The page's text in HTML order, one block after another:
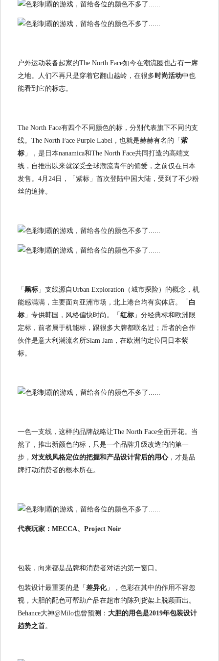
户外运动装备起家的The North Face如今在潮流圈也占有一席
之地。人们不再只是穿着它翻山越岭，在很多时尚活动中也
能看到它的标志。
The North Face有四个不同颜色的标，分别代表旗下不同的支
线。The North Face Purple Label，也就是赫赫有名的「 紫
标 」，是日本nanamica和The North Face共同打造的高端支
线，自推出以来就深受全球潮流青年的偏爱，之前仅在日本
发售。4月24日，「紫标」首次登陆中国大陆，受到了不少粉
丝的追捧。
「 黑标 」支线源自Urban Exploration（城市探险）的概念，机
能感满满，主要面向亚洲市场，北上港台均有实体店。「 白
标 」专供韩国，风格偏快时尚。「 红标 」分经典标和欧洲限
定标，前者属于机能标，跟很多大牌都联名过；后者的合作
伙伴是意大利潮流名所Slam Jam，在欧洲的定位同日本紫
标。
一色一支线，这样的品牌战略让The North Face全面开花。当
然了，推出新颜色的标，只是一个品牌升级改造的的第一
步， 对支线风格定位的把握和产品设计背后的用心，才是品
牌打动消费者的根本所在。
代表玩家：MECCA、Project Noir
包装，向来都是品牌和消费者对话的第一窗口。
包装设计最重要的是「 差异化」，色彩在其中的作用不容忽
视，大胆的配色可帮助产品在超市的陈列货架上脱颖而出。
Behance大神@Milo也曾预测： 大胆的用色是2019年包装设计
趋势之首。